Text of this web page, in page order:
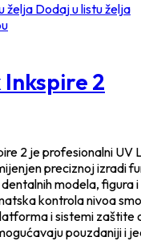
želja Dodaj u listu želja
2
2 je profesionalni UV
preciznoj izradi
modela, figura
kontrola nivoa
i sistemi zaštite
pouzdaniji i